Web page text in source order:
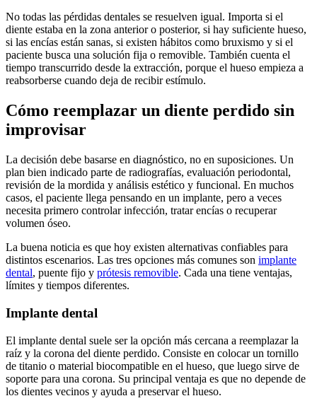
No todas las pérdidas dentales se resuelven igual. Importa si el
diente estaba en la zona anterior o posterior, si hay suficiente hueso,
si las encías están sanas, si existen hábitos como bruxismo y si el
paciente busca una solución fija o removible. También cuenta el
tiempo transcurrido desde la extracción, porque el hueso empieza a
reabsorberse cuando deja de recibir estímulo.
Cómo reemplazar un diente perdido sin
improvisar
La decisión debe basarse en diagnóstico, no en suposiciones. Un
plan bien indicado parte de radiografías, evaluación periodontal,
revisión de la mordida y análisis estético y funcional. En muchos
casos, el paciente llega pensando en un implante, pero a veces
necesita primero controlar infección, tratar encías o recuperar
volumen óseo.
La buena noticia es que hoy existen alternativas confiables para
distintos escenarios. Las tres opciones más comunes son implante
dental, puente fijo y prótesis removible. Cada una tiene ventajas,
límites y tiempos diferentes.
Implante dental
El implante dental suele ser la opción más cercana a reemplazar la
raíz y la corona del diente perdido. Consiste en colocar un tornillo
de titanio o material biocompatible en el hueso, que luego sirve de
soporte para una corona. Su principal ventaja es que no depende de
los dientes vecinos y ayuda a preservar el hueso.